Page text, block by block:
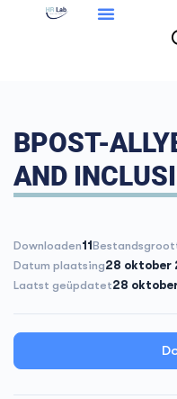
BPOST-
AND
Downloaden11
Datum plaatsing28 oktober
Laatst geüpdatet28